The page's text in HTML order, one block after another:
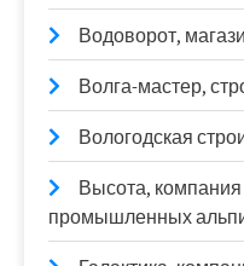
Водоворот,
Волга-мастер,
Вологодская
Высота, компания
промышленных